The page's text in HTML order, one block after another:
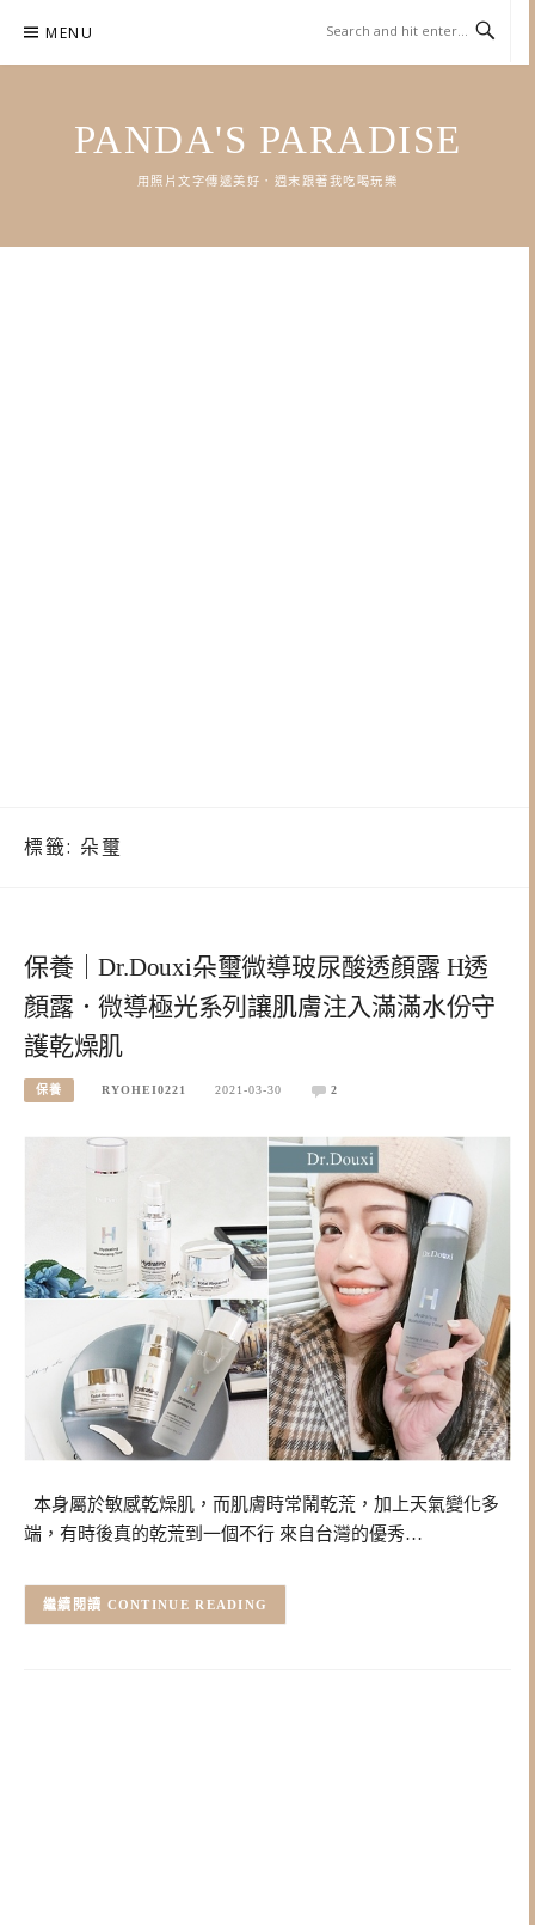
content
MENU
PANDA'S PARADISE
用照片文字傳遞美好．週末跟著我吃喝玩樂
標籤: 朵璽
保養｜Dr.Douxi朵璽微導玻尿酸透顏露 H透
顏露．微導極光系列讓肌膚注入滿滿水份守
護乾燥肌
保養 RYOHEI0221 2021-03-30 2
本身屬於敏感乾燥肌，而肌膚時常鬧乾荒，加上天氣變化多
端，有時後真的乾荒到一個不行 來自台灣的優秀…
CONTINUE READING